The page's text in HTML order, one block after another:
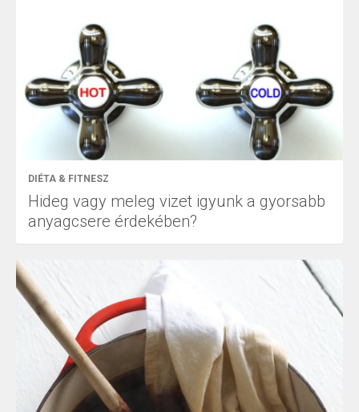
DIÉTA & FITNESZ
Hideg vagy meleg vizet igyunk a gyorsabb
anyagcsere érdekében?